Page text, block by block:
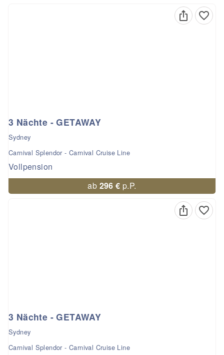
3 Nächte - GETAWAY
Sydney
Carnival Splendor - Carnival Cruise Line
Vollpension
ab 296 € p.P.
3 Nächte - GETAWAY
Sydney
Carnival Splendor - Carnival Cruise Line